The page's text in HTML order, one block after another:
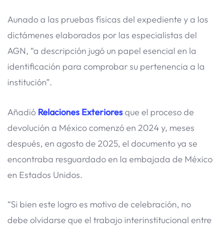
Aunado a las pruebas físicas del expediente y a los
dictámenes elaborados por las especialistas del
AGN, “a descripción jugó un papel esencial en la
identificación para comprobar su pertenencia a la
institución”.
Añadió Relaciones Exterioresque el proceso de
devolución a México comenzó en 2024 y, meses
después, en agosto de 2025, el documento ya se
encontraba resguardado en la embajada de México
en Estados Unidos.
“Si bien este logro es motivo de celebración, no
debe olvidarse que el trabajo interinstitucional entre